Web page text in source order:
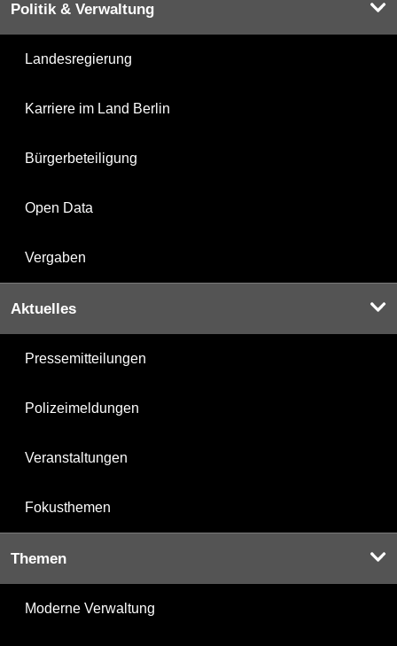
Politik & Verwaltung
Landesregierung
Karriere im Land Berlin
Bürgerbeteiligung
Open Data
Vergaben
Aktuelles
Pressemitteilungen
Polizeimeldungen
Veranstaltungen
Fokusthemen
Themen
Moderne Verwaltung